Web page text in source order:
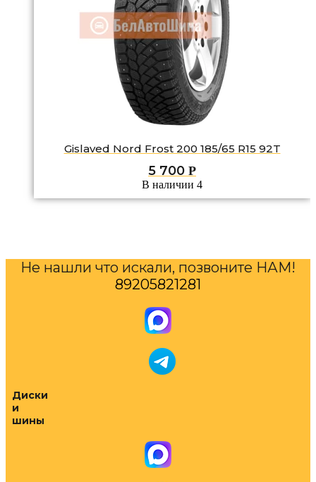
Gislaved Nord Frost 200 185/65 R15 92T
5 700 Р
В наличии 4
Не нашли что искали, позвоните НАМ!
89205821281
Диски
и
шины